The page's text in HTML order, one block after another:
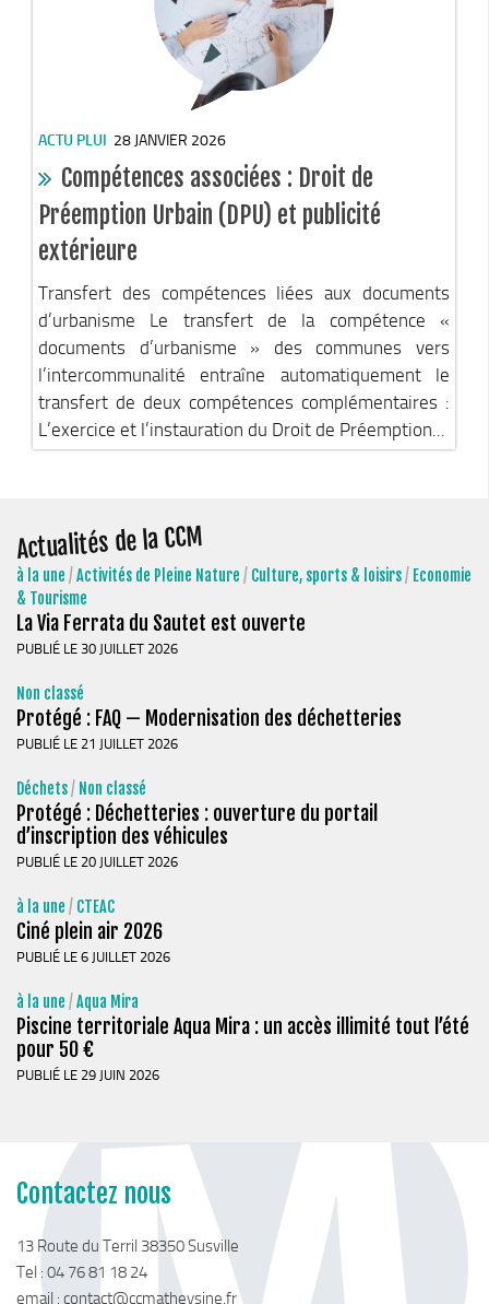
Le Conseil Communautaire
Economie & Tourisme
Entreprises & emplois
Développement économique
Travaillez en Matheysine
Facturation électronique
Montagne, Agriculture & Forêt
Guide des producteurs
Stratégie Foncière
Appel à projet Friche
Urbanisme ADS (Autorisation des droits du sol)
Plan Local d’Urbanisme
Architecte conseil
Bornes pour Véhicules Electriques
Mobilité
Stratégie de développement touristique
Territoire Napoléon
Chemins de randonnée
Via Ferrata
Taxe de séjour & Tourisme
Matheysine Tourisme
Enfance & Cohésion Sociale
Relais Petite Enfance
Grandir en Matheysine
ACTU PLUI 28 JANVIER 2026
Compétences associées : Droit de
Préemption Urbain (DPU) et publicité
extérieure
Transfert des compétences liées aux documents
d’urbanisme Le transfert de la compétence «
documents d’urbanisme » des communes vers
l’intercommunalité entraîne automatiquement le
transfert de deux compétences complémentaires :
L’exercice et l’instauration du Droit de Préemption...
Actualités de la CCM
à la une /Activités de Pleine Nature / Culture, sports & loisirs/ Economie
& Tourisme
La Via Ferrata du Sautet est ouverte
PUBLIÉ LE 30 JUILLET 2026
Non classé
Protégé : FAQ — Modernisation des déchetteries
PUBLIÉ LE 21 JUILLET 2026
Déchets/ Non classé
Protégé : Déchetteries : ouverture du portail
d’inscription des véhicules
PUBLIÉ LE 20 JUILLET 2026
à la une / CTEAC
Ciné plein air 2026
PUBLIÉ LE 6 JUILLET 2026
à la une /Aqua Mira
Piscine territoriale Aqua Mira : un accès illimité tout l’été
pour 50 €
PUBLIÉ LE 29 JUIN 2026
Contactez nous
13 Route du Terril 38350 Susville
Tel : 04 76 81 18 24
email : contact@ccmatheysine.fr